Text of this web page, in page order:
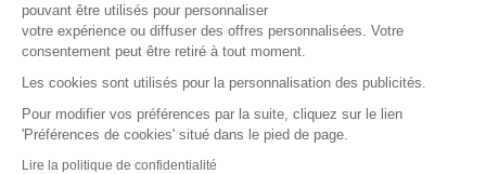
pouvant être utilisés pour personnaliser
votre expérience ou diffuser des offres personnalisées. Votre
consentement peut être retiré à tout moment.
Les cookies sont utilisés pour la personnalisation des publicités.
Pour modifier vos préférences par la suite, cliquez sur le lien
'Préférences de cookies' situé dans le pied de page.
Lire la politique de confidentialité
Unesupplémentation en oméga-3pourra être
d’une aide précieuse au quotidien. Les femmes
enceintes, les sportifs et les personnes d’un
certain âge pourront bénéficier d’un dosage de
2000 mg par jour. De l’adolescence à l’âge adulte,
vous pourrez vous contenter d’une